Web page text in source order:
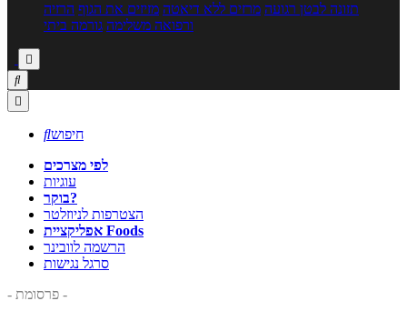
תזונה לבטן רגועה מרזים ללא דיאטה מזיזים את הגוף הרזיה
ורפואה משלימה גורמה ביתי



חיפוש
לפי מצרכים
עוגיות
בוקר?
הצטרפות לניוזלטר
אפליקציית Foods
הרשמה לוובינר
סרגל נגישות
- פרסומת -